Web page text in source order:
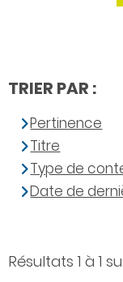
Résultats 1 à 1
TRIER PAR :
Pertinence
Titre
Type de
Date de